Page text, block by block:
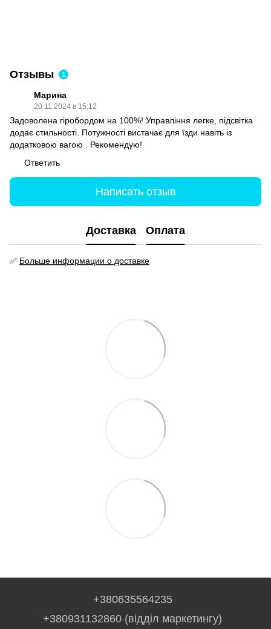
Отзывы 1
Марина
20.11.2024 в 15:12
Задоволена гіробордом на 100%! Управління легке, підсвітка
додає стильності. Потужності вистачає для їзди навіть із
додатковою вагою . Рекомендую!
Ответить
Написать отзыв
Доставка Оплата
✅ Больше информации о доставке
+380635564235
+380931132860 (відділ маркетингу)